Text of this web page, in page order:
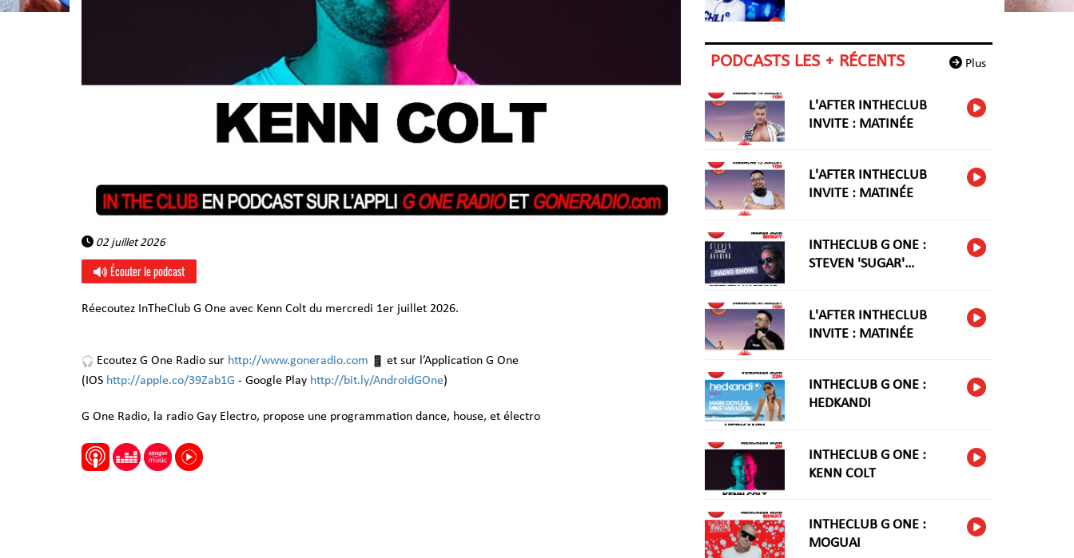
02 juillet 2026
Écouter le podcast
Réecoutez InTheClub G One avec Kenn Colt du mercredi 1er juillet 2026.
Ecoutez G One Radio sur http://www.goneradio.com
et sur l’Application G One
(IOS http://apple.co/39Zab1G - Google Play http://bit.ly/AndroidGOne)
G One Radio, la radio Gay Electro, propose une programmation dance, house, et électro
Plus
PODCASTS LES + RÉCENTS
L'AFTER INTHECLUB
INVITE : MATINÉE
L'AFTER INTHECLUB
INVITE : MATINÉE
INTHECLUB G ONE :
STEVEN 'SUGAR'
L'AFTER INTHECLUB
INVITE : MATINÉE
INTHECLUB G ONE :
HEDKANDI
INTHECLUB G ONE :
KENN COLT
INTHECLUB G ONE :
MOGUAI